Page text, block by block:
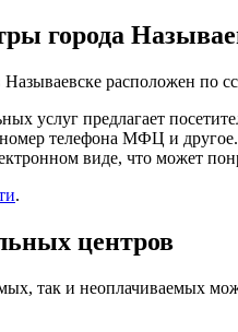
города
расположен по
услуг предлагает
номер телефона МФЦ и
виде, что может
.
центров
так и неоплачиваемых